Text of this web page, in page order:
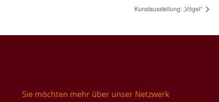
Kunstausstellung: „Vögel“
Sie möchten mehr über unser Netzwerk